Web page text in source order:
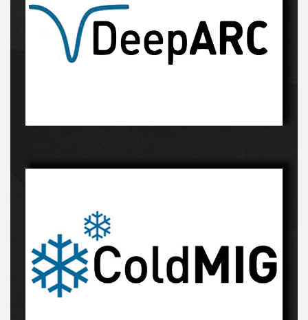
Innowacyjny proces-kliknij, a dowiesz sie więcej